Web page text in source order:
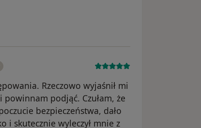
Rzeczowo wyjaśnił mi
podjąć. Czułam, że
bezpieczeństwa, dało
i skutecznie wyleczył mnie z